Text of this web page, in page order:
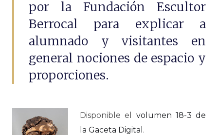
por la Fundación Escultor
Berrocal para explicar a
alumnado y visitantes en
general nociones de espacio y
proporciones.
Disponible el volumen 18-3 de
la Gaceta Digital .